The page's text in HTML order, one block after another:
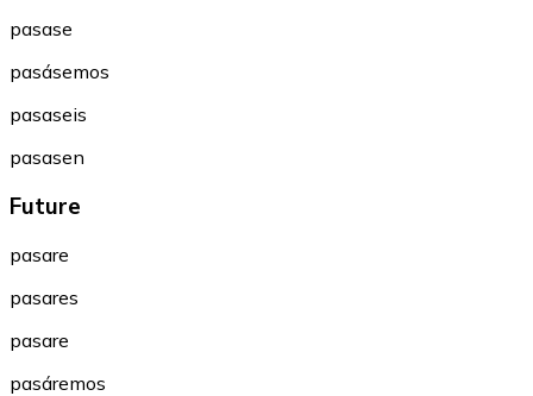
pasase
pasásemos
pasaseis
pasasen
Future
pasare
pasares
pasare
pasáremos